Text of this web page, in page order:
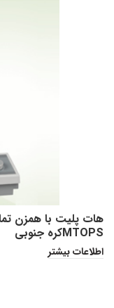
MTOPSکره جنوبی
اطلاعات بیشتر